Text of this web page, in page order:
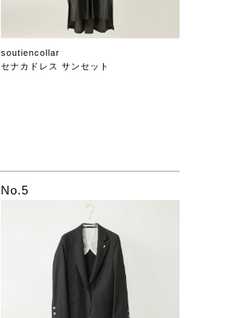
soutiencollar
セナカドレス サンセット
No.5